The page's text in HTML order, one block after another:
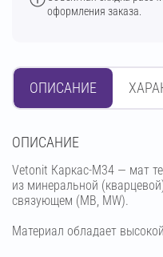
оформления заказа.
ОПИСАНИЕ
OПИСАНИЕ
Vetonit Каркас-М34 — мат
из минеральной
связующем (МВ, MW).
Материал обладает